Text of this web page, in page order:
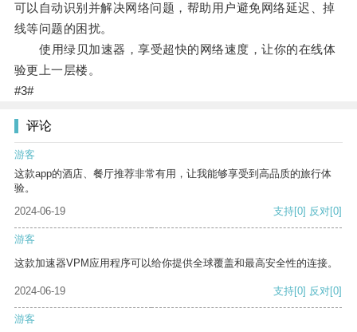
可以自动识别并解决网络问题，帮助用户避免网络延迟、掉
线等问题的困扰。
使用绿贝加速器，享受超快的网络速度，让你的在线体
验更上一层楼。
#3#
评论
游客
这款app的酒店、餐厅推荐非常有用，让我能够享受到高品质的旅行体
验。
2024-06-19
支持[0] 反对[0]
游客
这款加速器VPM应用程序可以给你提供全球覆盖和最高安全性的连接。
2024-06-19 支持[0] 反对[0]
游客